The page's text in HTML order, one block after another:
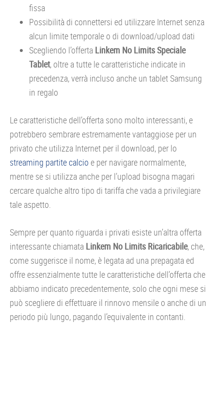
fissa
Possibilità di connettersi ed utilizzare Internet senza
alcun limite temporale o di download/upload dati
Scegliendo l’offerta Linkem No Limits Speciale
Tablet, oltre a tutte le caratteristiche indicate in
precedenza, verrà incluso anche un tablet Samsung
in regalo
Le caratteristiche dell’offerta sono molto interessanti, e
potrebbero sembrare estremamente vantaggiose per un
privato che utilizza Internet per il download, per lo
streaming partite calcio e per navigare normalmente,
mentre se si utilizza anche per l’upload bisogna magari
cercare qualche altro tipo di tariffa che vada a privilegiare
tale aspetto.
Sempre per quanto riguarda i privati esiste un’altra offerta
interessante chiamata Linkem No Limits Ricaricabile, che,
come suggerisce il nome, è legata ad una prepagata ed
offre essenzialmente tutte le caratteristiche dell’offerta che
abbiamo indicato precedentemente, solo che ogni mese si
può scegliere di effettuare il rinnovo mensile o anche di un
periodo più lungo, pagando l’equivalente in contanti.